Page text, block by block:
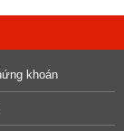
khoán